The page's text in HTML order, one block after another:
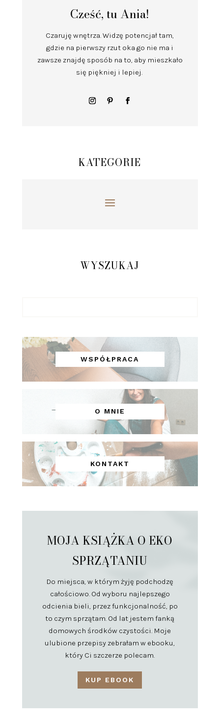
Cześć, tu Ania!
Czaruję wnętrza.Widzę potencjał tam,
gdzie na pierwszy rzut oka go nie ma i
zawsze znajdę sposób na to, aby mieszkało
się piękniej i lepiej.
KATEGORIE
WYSZUKAJ
WSPÓŁPRACA
O MNIE
KONTAKT
MOJA KSIĄŻKA O EKO
SPRZĄTANIU
Do miejsca, w którym żyję podchodzę
całościowo. Od wyboru najlepszego
odcienia bieli, przez funkcjonalność, po
to czym sprzątam. Od lat jestem fanką
domowych środków czystości. Moje
ulubione przepisy zebrałam w ebooku,
który Ci szczerze polecam.
KUP EBOOK